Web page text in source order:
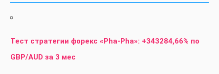
Тест стратегии форекс «Pha-Pha»: +343284,66% по
GBP/AUD за 3 мес